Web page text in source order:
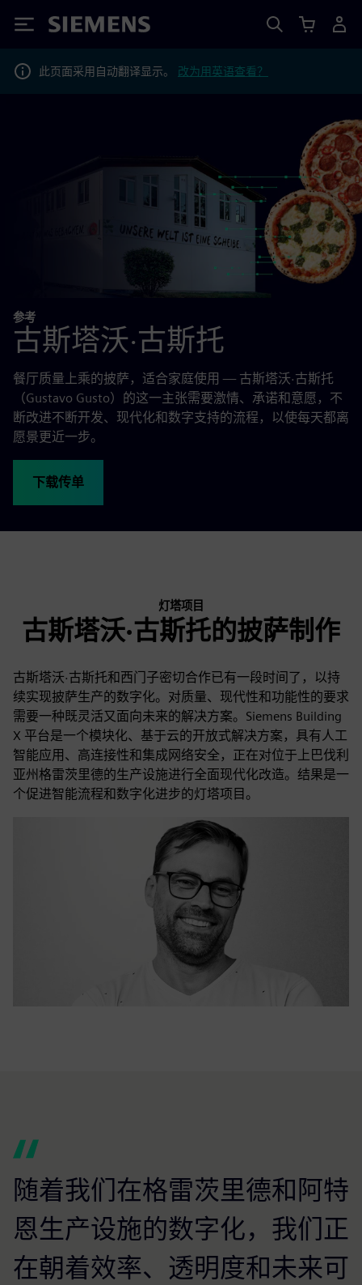
Siemens
此页面采用自动翻译显示。 改为用英语查看？
参考
古斯塔沃·古斯托
餐厅质量上乘的披萨，适合家庭使用 — 古斯塔沃·古斯托
（Gustavo Gusto）的这一主张需要激情、承诺和意愿，不
断改进不断开发、现代化和数字支持的流程，以使每天都离
愿景更近一步。
下载传单
灯塔项目
古斯塔沃·古斯托的披萨制作
古斯塔沃·古斯托和西门子密切合作已有一段时间了，以持
续实现披萨生产的数字化。对质量、现代性和功能性的要求
需要一种既灵活又面向未来的解决方案。Siemens Building
X 平台是一个模块化、基于云的开放式解决方案，具有人工
智能应用、高连接性和集成网络安全，正在对位于上巴伐利
亚州格雷茨里德的生产设施进行全面现代化改造。结果是一
个促进智能流程和数字化进步的灯塔项目。
随着我们在格雷茨里德和阿特
恩生产设施的数字化，我们正
在朝着效率、透明度和未来可